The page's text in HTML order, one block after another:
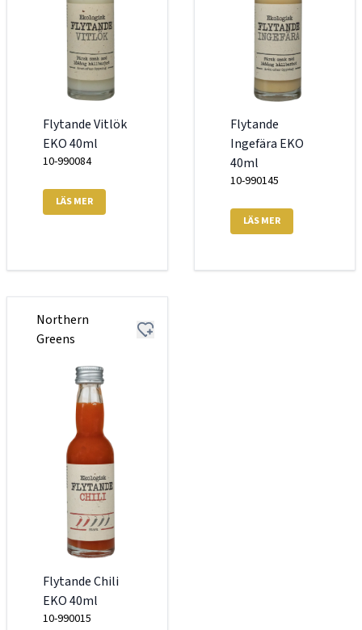
Flytande Vitlök
EKO 40ml
10-990084
LÄS MER
Flytande
Ingefära EKO
40ml
10-990145
LÄS MER
Northern
Greens
Flytande Chili
EKO 40ml
10-990015